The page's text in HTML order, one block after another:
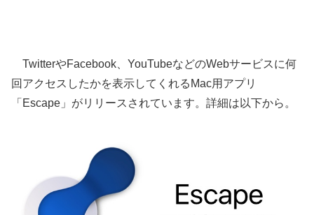
TwitterやFacebook、YouTubeなどのWebサービスに何
回アクセスしたかを表示してくれるMac用アプリ
「Escape」がリリースされています。詳細は以下から。